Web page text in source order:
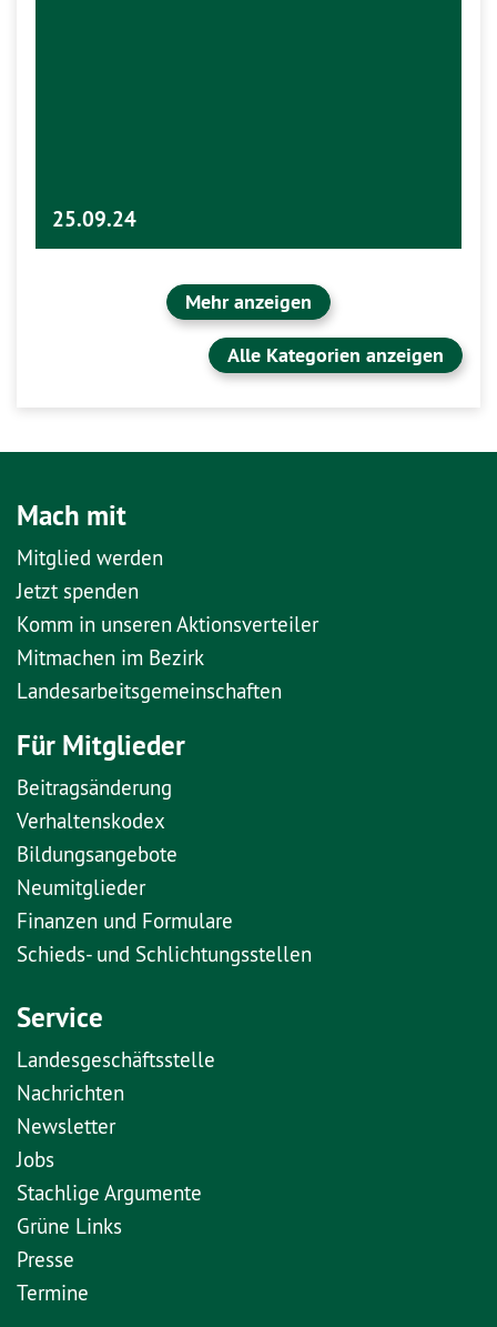
25.09.24
Mehr anzeigen
Alle Kategorien anzeigen
Mach mit
Mitglied werden
Jetzt spenden
Komm in unseren Aktionsverteiler
Mitmachen im Bezirk
Landesarbeitsgemeinschaften
Für Mitglieder
Beitragsänderung
Verhaltenskodex
Bildungsangebote
Neumitglieder
Finanzen und Formulare
Schieds- und Schlichtungsstellen
Service
Landesgeschäftsstelle
Nachrichten
Newsletter
Jobs
Stachlige Argumente
Grüne Links
Presse
Termine